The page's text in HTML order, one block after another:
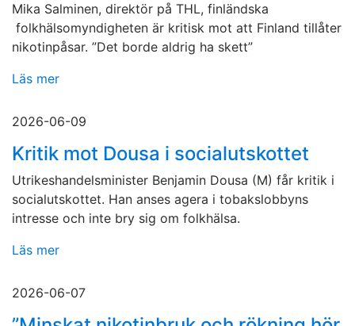
Mika Salminen, direktör på THL, finländska
folkhälsomyndigheten är kritisk mot att Finland tillåter
nikotinpåsar. ”Det borde aldrig ha skett”
Läs mer
2026-06-09
Kritik mot Dousa i socialutskottet
Utrikeshandelsminister Benjamin Dousa (M) får kritik i
socialutskottet. Han anses agera i tobakslobbyns
intresse och inte bry sig om folkhälsa.
Läs mer
2026-06-07